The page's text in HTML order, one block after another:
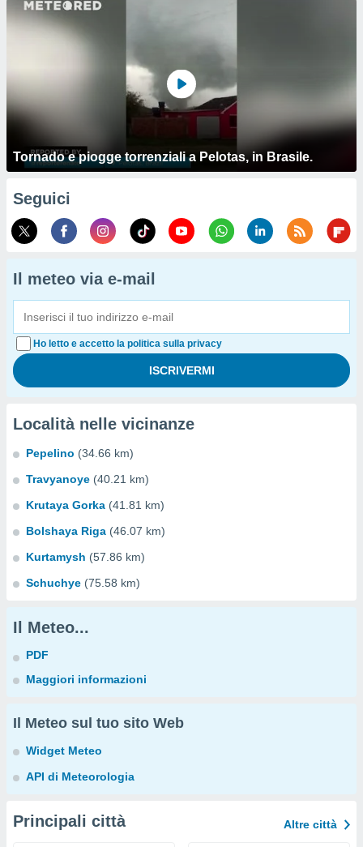
Tornado e piogge torrenziali a Pelotas, in Brasile.
Seguici
Il meteo via e-mail
Ho letto e accetto la politica sulla privacy
Località nelle vicinanze
Pepelino (34.66 km)
Travyanoye (40.21 km)
Krutaya Gorka (41.81 km)
Bolshaya Riga (46.07 km)
Kurtamysh (57.86 km)
Schuchye (75.58 km)
Il Meteo...
PDF
Maggiori informazioni
Il Meteo sul tuo sito Web
Widget Meteo
API di Meteorologia
Principali città Altre città